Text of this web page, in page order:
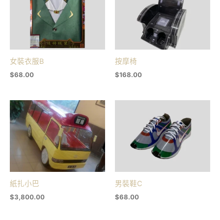
女裝衣服B
$68.00
按摩椅
$168.00
紙扎小巴
$3,800.00
男裝鞋C
$68.00